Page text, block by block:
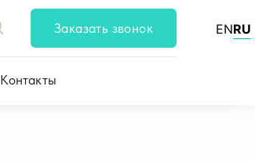
Заказать звонок
Контакты
ENRU